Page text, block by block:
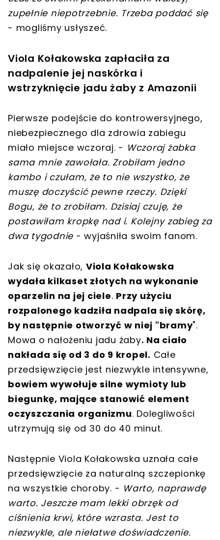
zupełnie niepotrzebnie. Trzeba poddać się
- mogliśmy usłyszeć.
Viola Kołakowska zapłaciła za
nadpalenie jej naskórka i
wstrzyknięcie jadu żaby z Amazonii
Pierwsze podejście do kontrowersyjnego,
niebezpiecznego dla zdrowia zabiegu
miało miejsce wczoraj. - Wczoraj żabka
sama mnie zawołała. Zrobiłam jedno
kambo i czułam, że to nie wszystko, że
muszę doczyścić pewne rzeczy. Dzięki
Bogu, że to zrobiłam. Dzisiaj czuję, że
postawiłam kropkę nad i. Kolejny zabieg za
dwa tygodnie - wyjaśniła swoim fanom.
Jak się okazało, Viola Kołakowska
wydała kilkaset złotych na wykonanie
oparzelin na jej ciele. Przy użyciu
rozpalonego kadziła nadpala się skórę,
by następnie otworzyć w niej "bramy".
Mowa o nałożeniu jadu żaby. Na ciało
nakłada się od 3 do 9 kropel. Całe
przedsięwzięcie jest niezwykle intensywne,
bowiem wywołuje silne wymioty lub
biegunkę, mające stanowić element
oczyszczania organizmu. Dolegliwości
utrzymują się od 30 do 40 minut.
Następnie Viola Kołakowska uznała całe
przedsięwzięcie za naturalną szczepionkę
na wszystkie choroby. - Warto, naprawdę
warto. Jeszcze mam lekki obrzęk od
ciśnienia krwi, które wzrasta. Jest to
niezwykle, ale niełatwe doświadczenie.